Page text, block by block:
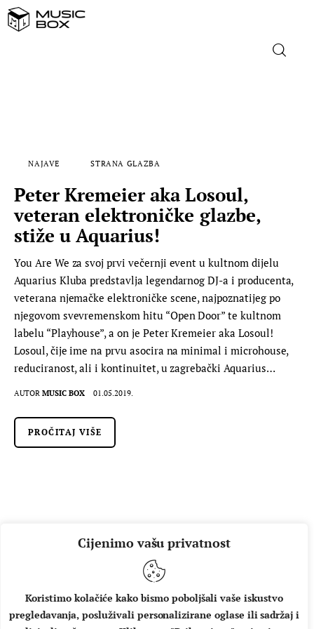
Cijenimo vašu privatnost
Koristimo kolačiće kako bismo poboljšali vaše iskustvo
pregledavanja, posluživali personalizirane oglase ili sadržaj i
MUSIC BOX
NAJAVE STRANA GLAZBA
Peter Kremeier aka Losoul,
veteran elektroničke glazbe,
stiže u Aquarius!
You Are We za svoj prvi večernji event u kultnom dijelu
Aquarius Kluba predstavlja legendarnog DJ-a i producenta,
veterana njemačke elektroničke scene, najpoznatijeg po
njegovom svevremenskom hitu “Open Door” te kultnom
labelu “Playhouse”, a on je Peter Kremeier aka Losoul!
Losoul, čije ime na prvu asocira na minimal i microhouse,
reduciranost, ali i kontinuitet, u zagrebački Aquarius…
AUTOR MUSIC BOX 01.05.2019.
PROČITAJ VIŠE
O NAMA IMPRESSUM UVJETI KORIŠTENJA